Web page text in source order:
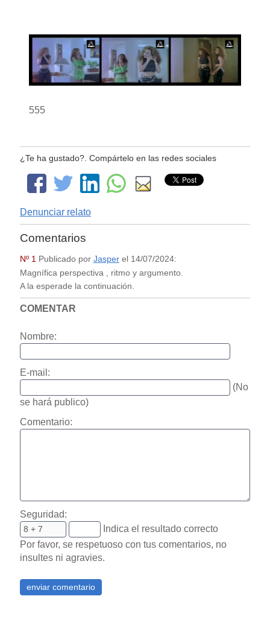
555
¿Te ha gustado?. Compártelo en las redes sociales
Denunciar relato
Comentarios
Nº 1 Publicado por Jasperel 14/07/2024:
Magnífica perspectiva , ritmo y argumento.
A la esperade la continuación.
COMENTAR
Nombre:
E-mail:
(No
se hará publico)
Comentario:
Seguridad:
Indica el resultado correcto
Por favor, se respetuoso con tus comentarios, no
insultes ni agravies.